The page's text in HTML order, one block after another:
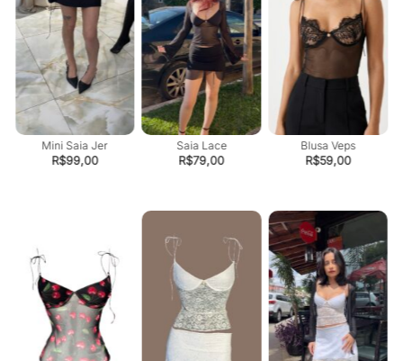
Mini Saia Jer
R$99,00
Saia Lace
R$79,00
Blusa Veps
R$59,00